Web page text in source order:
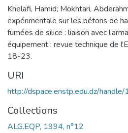
Khelafi, Hamid; Mokhtari,
expérimentale sur les bétons de
fumées de silice : liaison avec
équipement : revue technique de
18-23.
URI
http://dspace.enstp.edu.dz/
Collections
ALG.EQP, 1994, n°12